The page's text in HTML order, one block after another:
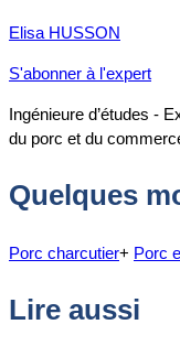
Elisa HUSSON
S'abonner à l'expert
Ingénieure d’études -
du porc et du
Quelques
Porc charcutier+ Porc
Lire aussi